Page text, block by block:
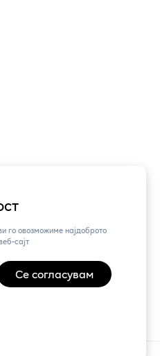
го овозможиме најдоброто
сајт
Се согласувам